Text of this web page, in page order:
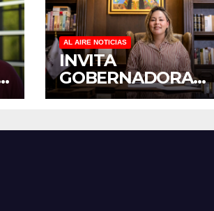
AL AIRE NOTICIAS
INVITA
GOBERNADORA
YERALDINE A
JORNADA